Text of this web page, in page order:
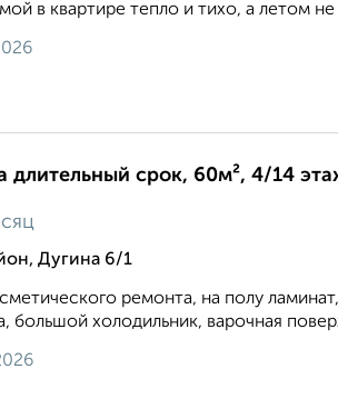
в квартире тепло и тихо, а летом
длительный срок, 60м², 4/14
Дугина 6/1
ремонта, на полу
большой холодильник, варочная